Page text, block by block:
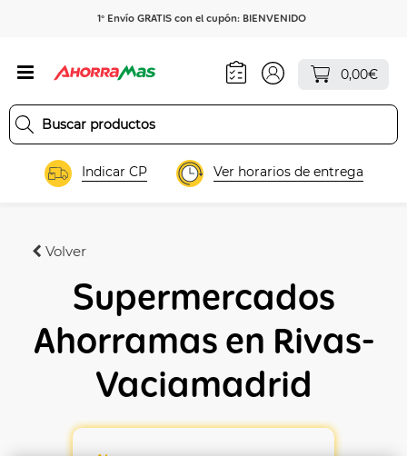
1º Envío GRATIS con el cupón: BIENVENIDO
0,00€
Indicar CP Ver horarios de entrega
Volver
Supermercados
Ahorramas en Rivas-
Vaciamadrid